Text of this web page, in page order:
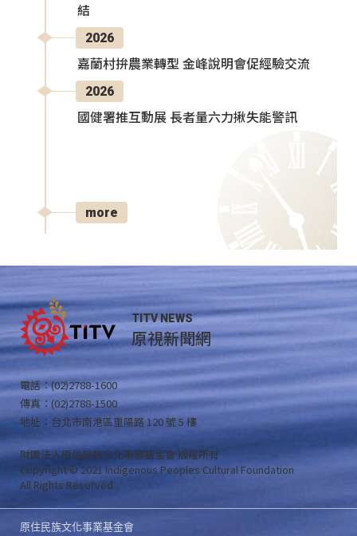
結
2026
嘉蘭村拚農業轉型 金峰說明會促經驗交流
2026
國健署推互動展 長者量六力揪失能警訊
more
TITV NEWS
原視新聞網
電話：(02)2788-1600
傳真：(02)2788-1500
地址：台北市南港區重陽路 120 號 5 樓
財團法人原住民族文化事業基金會 版權所有
Copyright © 2021 Indigenous Peoples Cultural Foundation
All Rights Reserved .
原住民族文化事業基金會